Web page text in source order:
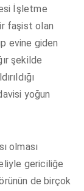
İşletme
faşist olan
evine giden
şekilde
yoğun
olması
gericiliğe
de birçok